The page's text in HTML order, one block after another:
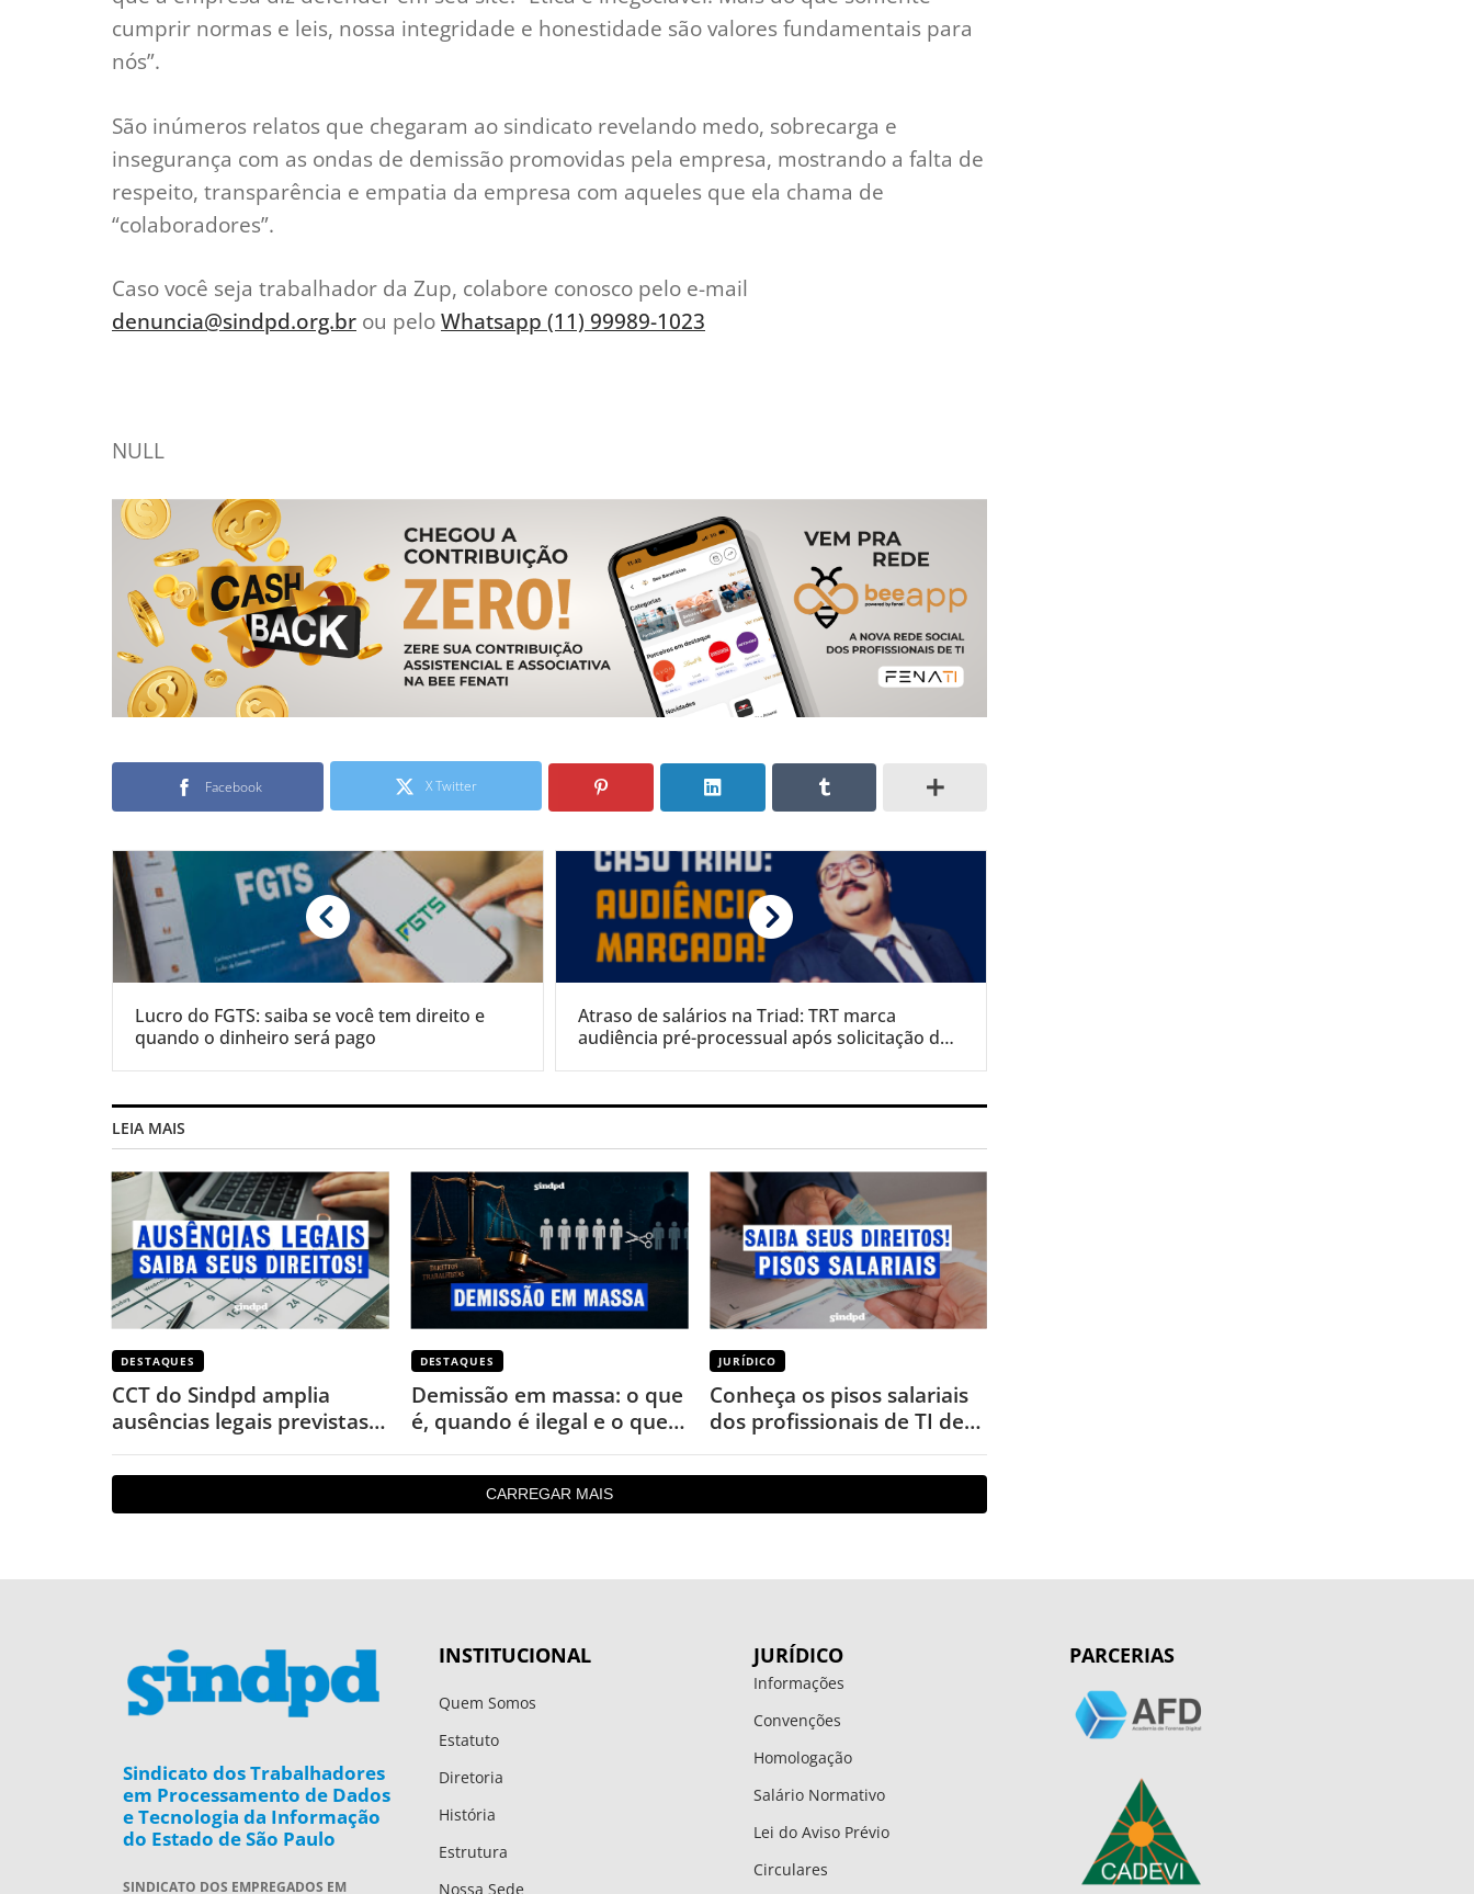
cumprir normas e leis, nossa integridade e honestidade são valores fundamentais para
nós”.
São inúmeros relatos que chegaram ao sindicato revelando medo, sobrecarga e
insegurança com as ondas de demissão promovidas pela empresa, mostrando a falta de
respeito, transparência e empatia da empresa com aqueles que ela chama de
“colaboradores”.
Caso você seja trabalhador da Zup, colabore conosco pelo e-mail
denuncia@sindpd.org.br ou peloWhatsapp (11) 99989-1023
NULL
Facebook X Twitter
Lucro do FGTS: saiba se você tem direito e
quando o dinheiro será pago
Atraso de salários na Triad: TRT marca
audiência pré-processual após solicitação do
LEIA MAIS
DESTAQUES
CCT do Sindpd amplia
ausências legais previstas
na CLT; conheça prazos e
condições
DESTAQUES
Demissão em massa: o que
é, quando é ilegal e o que
fazer para proteger seus
direitos
JURÍDICO
Conheça os pisos salariais
dos profissionais de TI de
São Paulo!
CARREGAR MAIS
Sindicato dos Trabalhadores
em Processamento de Dados
e Tecnologia da Informação
do Estado de São Paulo
SINDICATO DOS EMPREGADOS EM
INSTITUCIONAL
Quem Somos
Estatuto
Diretoria
História
Estrutura
Nossa Sede
JURÍDICO
Informações
Convenções
Homologação
Salário Normativo
Lei do Aviso Prévio
Circulares
PARCERIAS